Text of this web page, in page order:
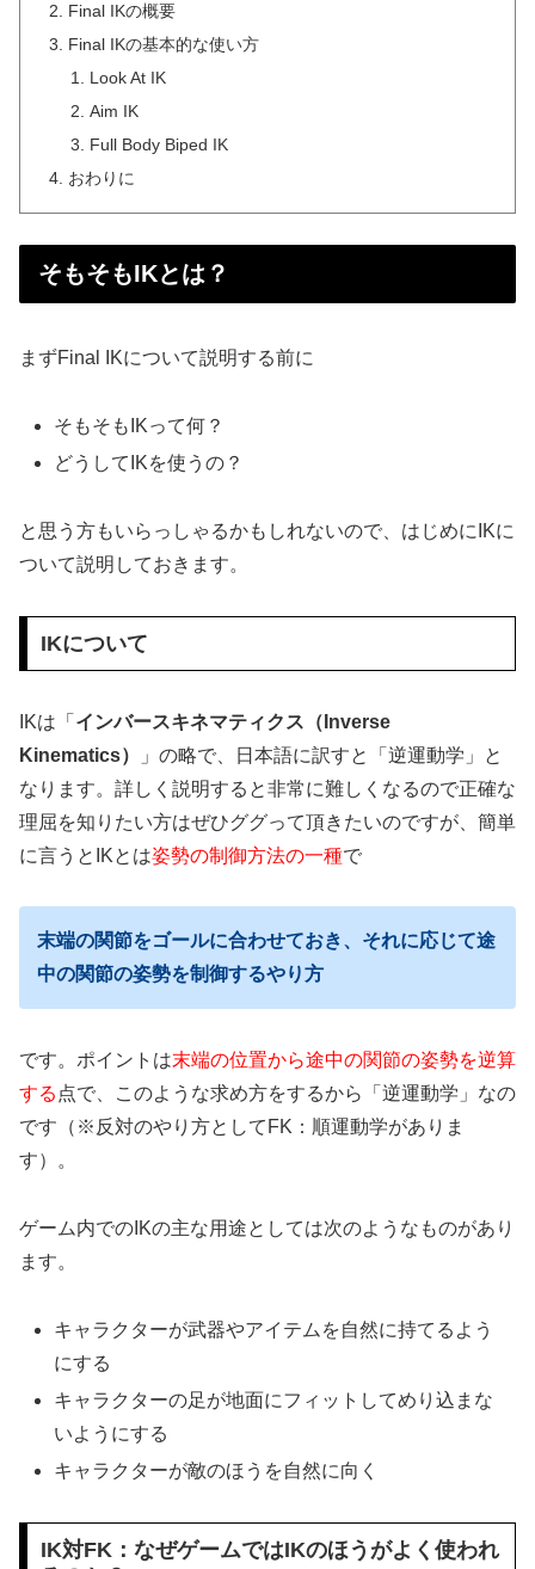
Final IKの概要
Final IKの基本的な使い方
Look At IK
Aim IK
Full Body Biped IK
おわりに
そもそもIKとは？
まずFinal IKについて説明する前に
そもそもIKって何？
どうしてIKを使うの？
と思う方もいらっしゃるかもしれないので、はじめにIKに
ついて説明しておきます。
IKについて
IKは「 インバースキネマティクス（Inverse
Kinematics）
」の略で、日本語に訳すと「逆運動学」と
なります。詳しく説明すると非常に難しくなるので正確な
理屈を知りたい方はぜひググって頂きたいのですが、簡単
に言うとIKとは姿勢の制御方法の一種で
末端の関節をゴールに合わせておき、それに応じて途
中の関節の姿勢を制御するやり方
です。ポイントは末端の位置から途中の関節の姿勢を逆算
する 点で、このような求め方をするから「逆運動学」なの
です（※反対のやり方としてFK：順運動学がありま
す）。
ゲーム内でのIKの主な用途としては次のようなものがあり
ます。
キャラクターが武器やアイテムを自然に持てるよう
にする
キャラクターの足が地面にフィットしてめり込まな
いようにする
キャラクターが敵のほうを自然に向く
IK対FK：なぜゲームではIKのほうがよく使われ